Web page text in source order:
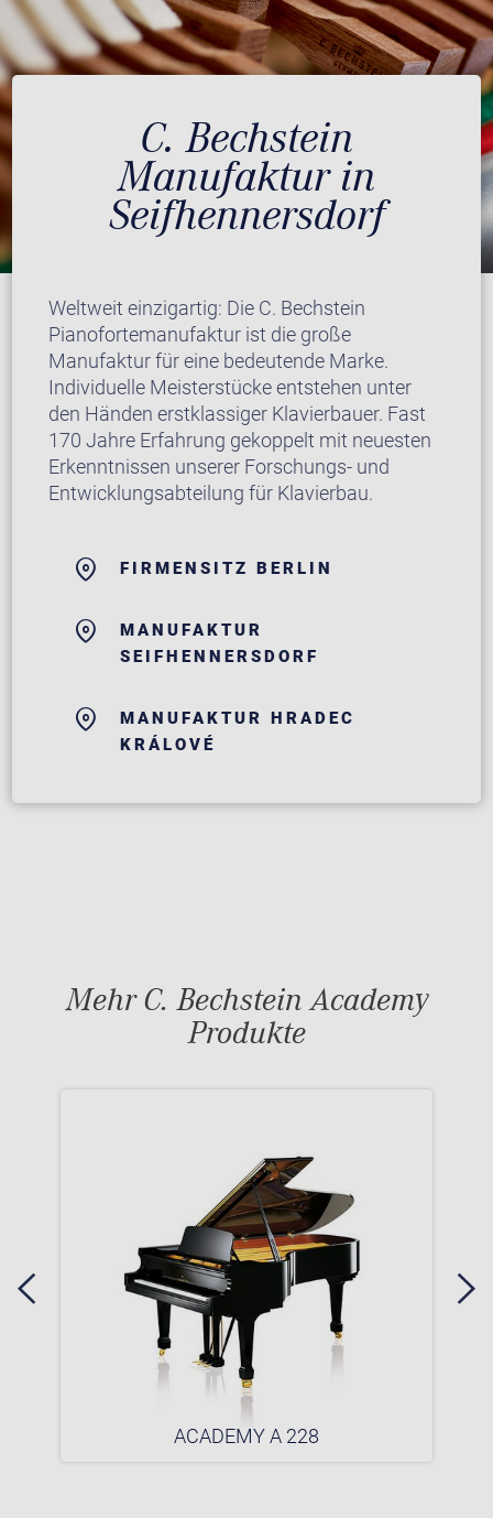
C. Bechstein
Manufaktur in
Seifhennersdorf
Weltweit einzigartig: Die C. Bechstein
Pianofortemanufaktur ist die große
Manufaktur für eine bedeutende Marke.
Individuelle Meisterstücke entstehen unter
den Händen erstklassiger Klavierbauer. Fast
170 Jahre Erfahrung gekoppelt mit neuesten
Erkenntnissen unserer Forschungs- und
Entwicklungsabteilung für Klavierbau.
FIRMENSITZ BERLIN
MANUFAKTUR
SEIFHENNERSDORF
MANUFAKTUR HRADEC
KRÁLOVÉ
Mehr C. Bechstein Academy
Produkte
ACADEMY A 228